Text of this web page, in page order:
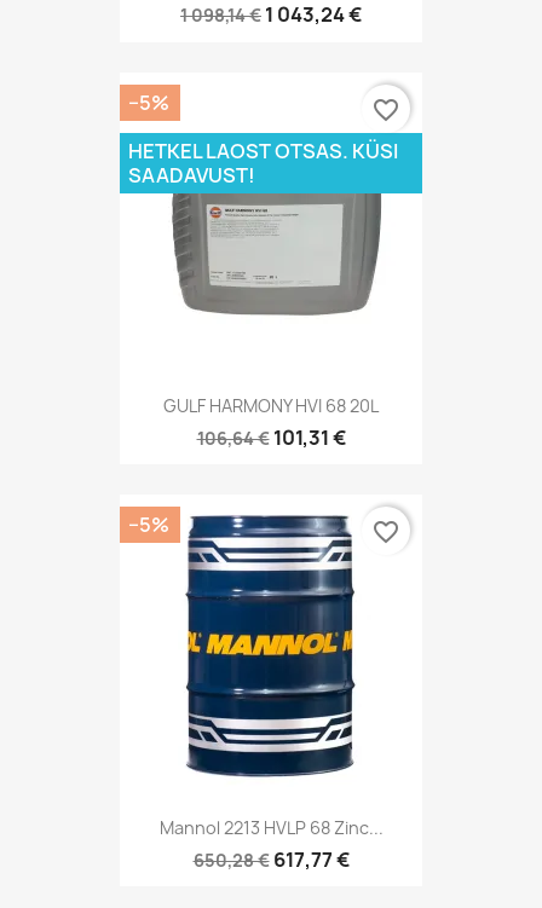
1 098,14 € 1 043,24 €
GULF HARMONY HVI 68 20L
106,64 € 101,31 €
−5%
HETKEL LAOST OTSAS. KÜSI
SAADAVUST!
favorite_border
Mannol 2213 HVLP 68 Zinc...
650,28 € 617,77 €
−5% favorite_border